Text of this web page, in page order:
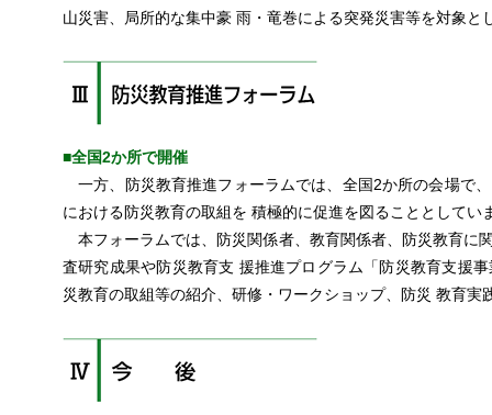
山災害、局所的な集中豪 雨・竜巻による突発災害等を対象
■全国2か所で開催
一方、防災教育推進フォーラムでは、全国2か所の会場で
における防災教育の取組を 積極的に促進を図ることとしてい
本フォーラムでは、防災関係者、教育関係者、防災教育に
査研究成果や防災教育支 援推進プログラム「防災教育支援
災教育の取組等の紹介、研修・ワークショップ、防災 教育